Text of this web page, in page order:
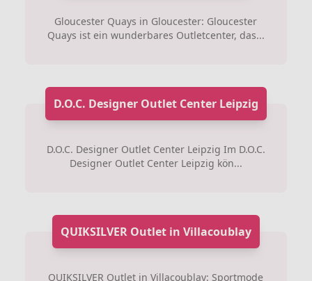
Gloucester Quays in Gloucester: Gloucester
Quays ist ein wunderbares Outletcenter, das...
D.O.C. Designer Outlet Center Leipzig
D.O.C. Designer Outlet Center Leipzig Im D.O.C.
Designer Outlet Center Leipzig kön...
QUIKSILVER Outlet in Villacoublay
QUIKSILVER Outlet in Villacoublay: Sportmode